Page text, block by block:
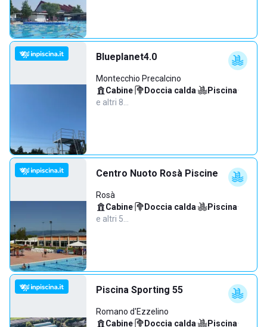
Blueplanet4.0
Montecchio Precalcino
Cabine· Doccia calda· Piscina·
e altri 8…
Centro Nuoto Rosà Piscine
Rosà
Cabine· Doccia calda· Piscina·
e altri 5…
Piscina Sporting 55
Romano d'Ezzelino
Cabine· Doccia calda· Piscina·